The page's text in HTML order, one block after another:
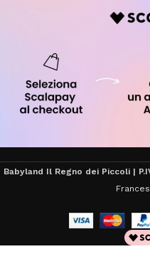
Babyland Il Regno dei Piccoli |